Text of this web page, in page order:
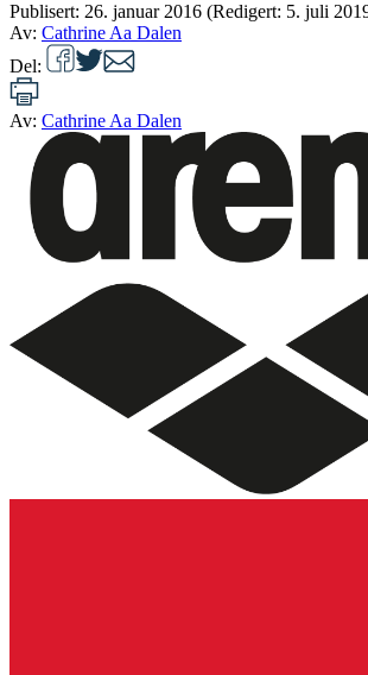
Publisert: 26. januar 2016 (Redigert: 5. juli
Av: Cathrine Aa Dalen
Del:
Av: Cathrine Aa Dalen